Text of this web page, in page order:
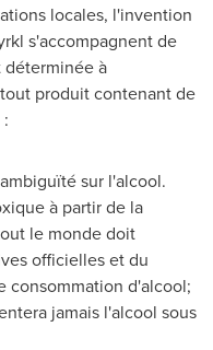
locales, l'invention
s'accompagnent de
déterminée à
produit contenant de
sur l'alcool.
à partir de la
le monde doit
officielles et du
consommation d'alcool;
jamais l'alcool sous